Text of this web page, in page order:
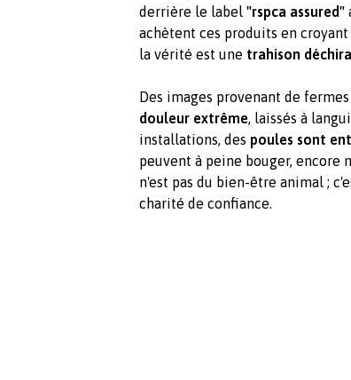
derrière le label "rspca assured"
achètent ces produits en
la vérité est une trahison
Des images provenant de
douleur extrême, laissés à
installations, des poules sont
peuvent à peine bouger, encore
n'est pas du bien-être animal ;
charité de confiance.